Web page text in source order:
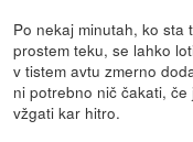
Po nekaj minutah, ko
prostem teku, se lahko
v tistem avtu zmerno
ni potrebno nič čakati,
vžgati kar hitro.